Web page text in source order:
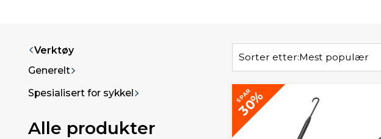
Verktøy
Generelt
Spesialisert for sykkel
Alle produkter
Sorter etter:Mest populær
SPAR
30%